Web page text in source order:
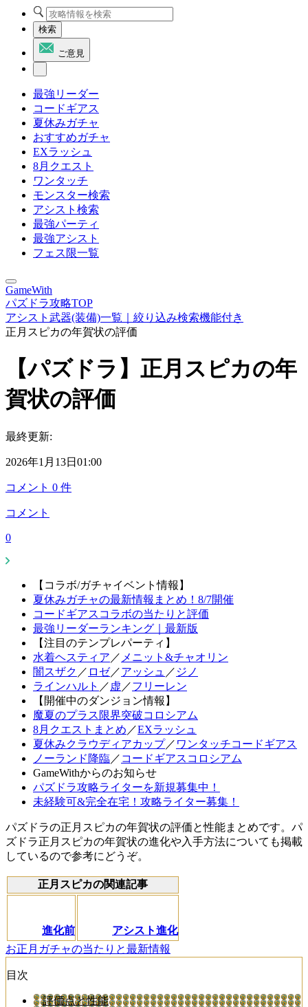
検索
ご意見
最強リーダー
コードギアス
夏休みガチャ
おすすめガチャ
EXラッシュ
8月クエスト
ワンタッチ
モンスター検索
アシスト検索
最強パーティ
最強アシスト
フェス限一覧
GameWith
パズドラ攻略TOP
アシスト武器(装備)一覧｜絞り込み検索機能付き
正月スピカの年賀状の評価
【パズドラ】正月スピカの年
賀状の評価
最終更新:
2026年1月13日01:00
コメント 0 件
コメント
0
【コラボ/ガチャイベント情報】
夏休みガチャの最新情報まとめ！8/7開催
コードギアスコラボの当たりと評価
最強リーダーランキング｜最新版
【注目のテンプレパーティ】
水着ヘスティア ／ メニット&チャオリン
闇スザク ／ ロゼ／アッシュ ／ ジノ
ラインハルト ／ 虚 ／フリーレン
【開催中のダンジョン情報】
魔夏のプラス限界突破コロシアム
8月クエストまとめ ／EXラッシュ
夏休みクラウディアカップ／ ワンタッチコードギアス
ノーランド降臨／ コードギアスコロシアム
GameWithからのお知らせ
パズドラ攻略ライターを新規募集中！
未経験可&完全在宅！攻略ライター募集！
パズドラの正月スピカの年賀状の評価と性能まとめです。パ
ズドラ正月スピカの年賀状の進化や入手方法についても掲載
しているので参考にどうぞ。
正月スピカの関連記事
進化前
アシスト進化
お正月ガチャの当たりと最新情報
目次
評価点と性能